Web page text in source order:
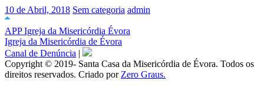
10 de Abril, 2018 Sem categoria admin
APP Igreja da Misericórdia Évora
Igreja da Misericórdia de Évora
Canal de Denúncia |
Copyright © 2019- Santa Casa da Misericórdia de Évora. Todos os
direitos reservados. Criado por Zero Graus.